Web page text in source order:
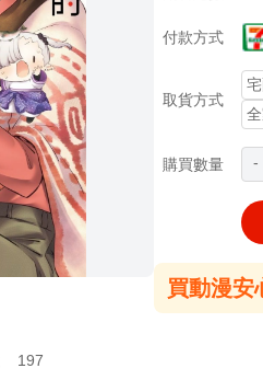
197
付款方式
取貨方式
購買數量 -
買動漫安